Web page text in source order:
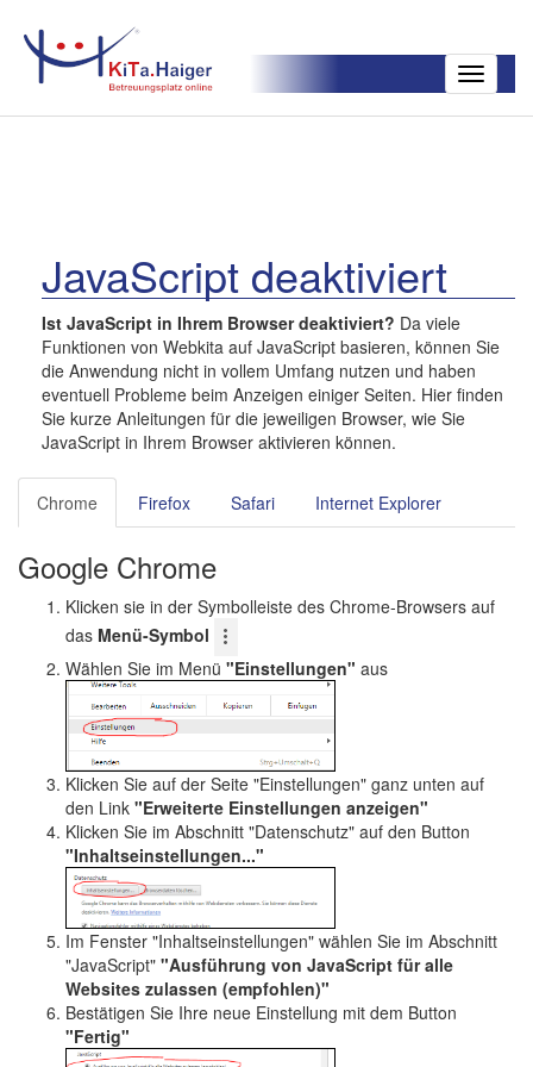
Toggle
JavaScript deaktiviert
Ist JavaScript in Ihrem Browser deaktiviert? Da viele
Funktionen von Webkita auf JavaScript basieren, können Sie
die Anwendung nicht in vollem Umfang nutzen und haben
eventuell Probleme beim Anzeigen einiger Seiten. Hier finden
Sie kurze Anleitungen für die jeweiligen Browser, wie Sie
JavaScript in Ihrem Browser aktivieren können.
Chrome Firefox Safari Internet Explorer
Google Chrome
Klicken sie in der Symbolleiste des Chrome-Browsers auf
das Menü-Symbol
Wählen Sie im Menü "Einstellungen" aus
Klicken Sie auf der Seite "Einstellungen" ganz unten auf
den Link "Erweiterte Einstellungen anzeigen"
Klicken Sie im Abschnitt "Datenschutz" auf den Button
"Inhaltseinstellungen..."
Im Fenster "Inhaltseinstellungen" wählen Sie im Abschnitt
"JavaScript" "Ausführung von JavaScript für alle
Websites zulassen (empfohlen)"
Bestätigen Sie Ihre neue Einstellung mit dem Button
"Fertig"